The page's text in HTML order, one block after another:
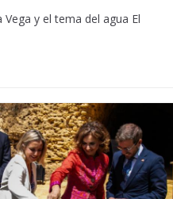
y el tema del agua El